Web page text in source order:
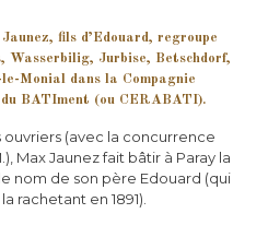
fils d’Edouard, regroupe
Wasserbilig, Jurbise, Betschdorf,
Monial dans la Compagnie
BATIment (ou CERABATI).
ouvriers (avec la concurrence
Max Jaunez fait bâtir à Paray la
nom de son père Edouard (qui
rachetant en 1891).